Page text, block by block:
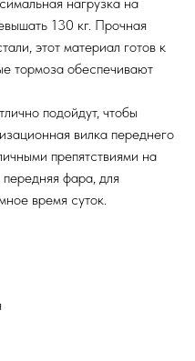
130 кг. Прочная
этот материал готов к
тормоза обеспечивают
подойдут, чтобы
вилка переднего
препятствиями на
фара, для
время суток.